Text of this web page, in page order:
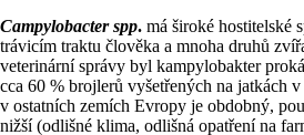
Campylobacter spp. má široké hostitelské
trávicím traktu člověka a mnoha druhů
veterinární správy byl kampylobakter
cca 60 % brojlerů vyšetřených na jatkách
v ostatních zemích Evropy je obdobný,
nižší (odlišné klima, odlišná opatření na